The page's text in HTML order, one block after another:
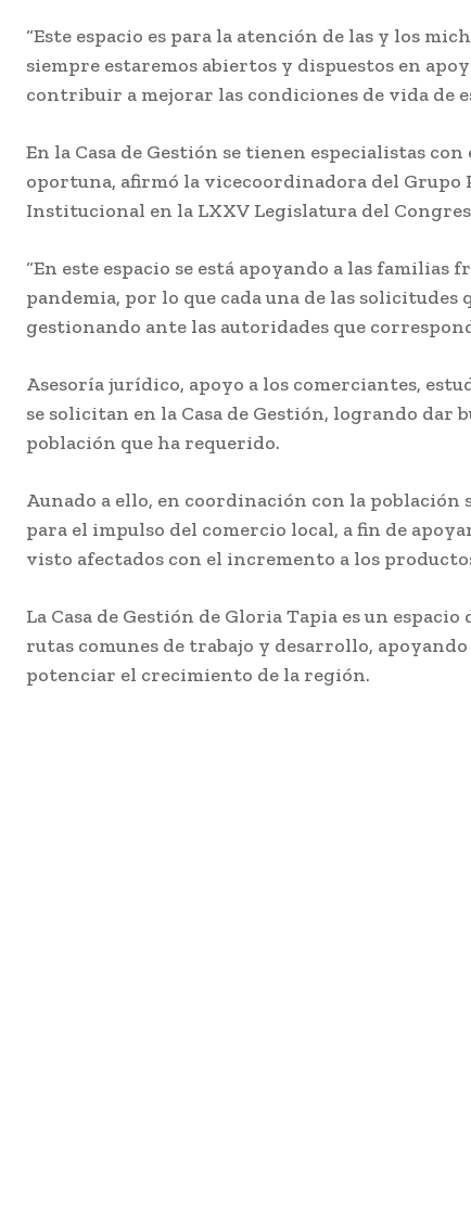
“Este espacio es para la atención de las y los
siempre estaremos abiertos y dispuestos en
contribuir a mejorar las condiciones de vida de
En la Casa de Gestión se tienen especialistas
oportuna, afirmó la vicecoordinadora del
Institucional en la LXXV Legislatura del
“En este espacio se está apoyando a las
pandemia, por lo que cada una de las
gestionando ante las autoridades que
Asesoría jurídico, apoyo a los comerciantes,
se solicitan en la Casa de Gestión, logrando dar
población que ha requerido.
Aunado a ello, en coordinación con la
para el impulso del comercio local, a fin de
visto afectados con el incremento a los
La Casa de Gestión de Gloria Tapia es un
rutas comunes de trabajo y desarrollo,
potenciar el crecimiento de la región.